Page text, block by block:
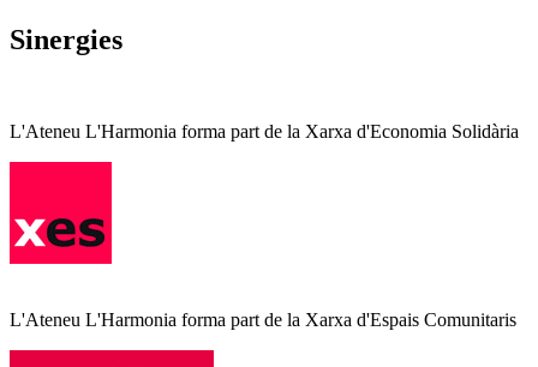
Sinergies
L'Ateneu L'Harmonia forma part de la Xarxa d'Economia Solidària
L'Ateneu L'Harmonia forma part de la Xarxa d'Espais Comunitaris